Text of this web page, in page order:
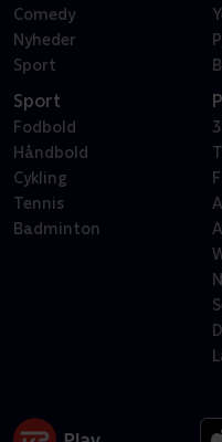
Comedy
Nyheder
Sport
Sport
Fodbold
Håndbold
Cykling
Tennis
Badminton